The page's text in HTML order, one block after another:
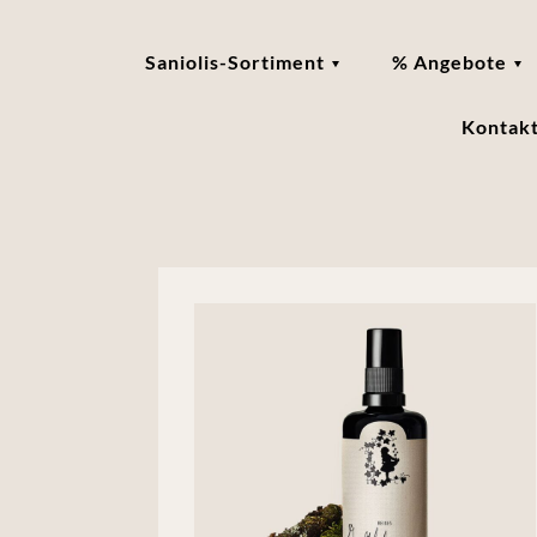
Saniolis-Sortiment % Angebote
Kontakt